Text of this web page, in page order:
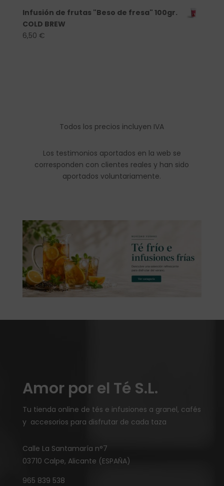
Infusión de frutas "Beso de fresa" 100gr.
COLD BREW
6,50 €
Todos los precios incluyen IVA
Los testimonios aportados en la web se
corresponden con clientes reales y han sido
aportados voluntariamente.
Amor por el Té S.L.
Tu tienda online de tés e infusiones a granel, cafés
y accesorios para disfrutar de cada taza
Calle La Santamaría n°7
03710 Calpe, Alicante (ESPAÑA)
965 839 538